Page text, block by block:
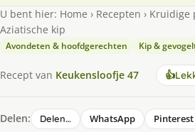
U bent hier: Home › Recepten › Kruidige
Aziatische kip
Avondeten & hoofdgerechten Kip &
Recept van Keukensloofje 47 👍
Delen: Delen… WhatsApp Pinterest